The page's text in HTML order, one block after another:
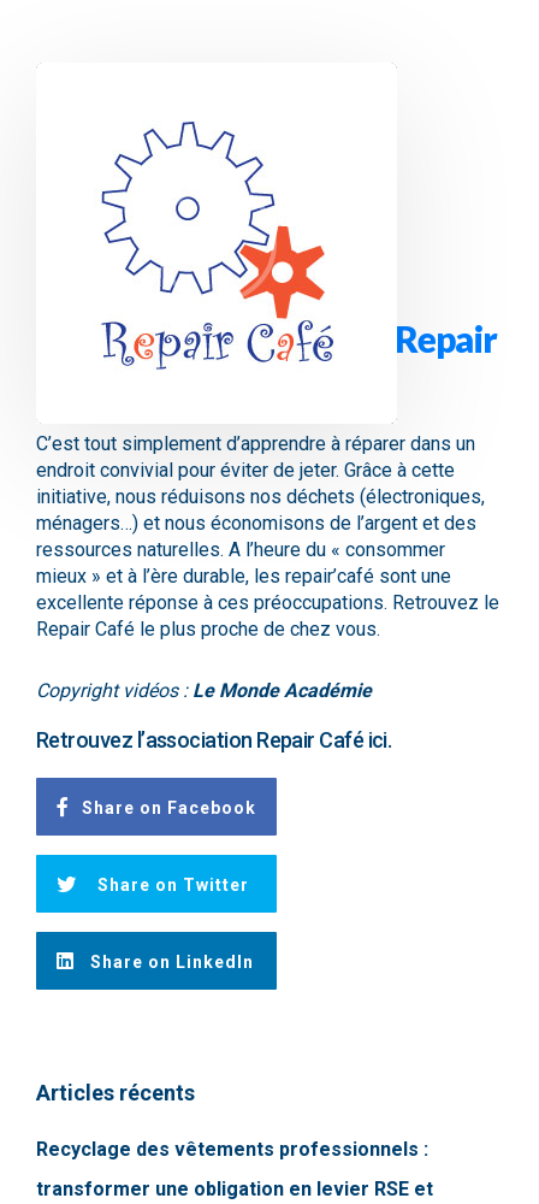
Quel est l’objectif d’un Repair
C’est tout simplement d’apprendre à réparer dans un
endroit convivial pour éviter de jeter. Grâce à cette
initiative, nous réduisons nos déchets (électroniques,
ménagers…) et nous économisons de l’argent et des
ressources naturelles. A l’heure du « consommer
mieux » et à l’ère durable, les repair’café sont une
excellente réponse à ces préoccupations. Retrouvez le
Repair Café le plus proche de chez vous.
Copyright vidéos : Le Monde Académie
Retrouvez l’association Repair Café ici.
Share on Facebook
Share on Twitter
Share on LinkedIn
Articles récents
Recyclage des vêtements professionnels :
transformer une obligation en levier RSE et